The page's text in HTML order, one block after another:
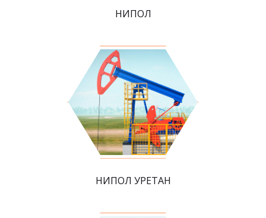
НИПОЛ
НИПОЛ УРЕТАН